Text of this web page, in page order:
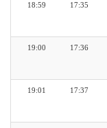
17:35
18:59
17:36
19:00
17:37
19:01